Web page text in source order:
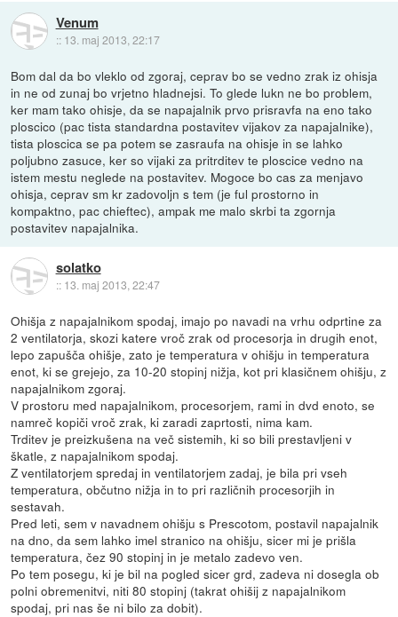
Venum
:: 13. maj 2013, 22:17
Bom dal da bo vleklo od zgoraj, ceprav bo se vedno zrak iz ohisja
in ne od zunaj bo vrjetno hladnejsi. To glede lukn ne bo problem,
ker mam tako ohisje, da se napajalnik prvo prisravfa na eno tako
ploscico (pac tista standardna postavitev vijakov za napajalnike),
tista ploscica se pa potem se zasraufa na ohisje in se lahko
poljubno zasuce, ker so vijaki za pritrditev te ploscice vedno na
istem mestu neglede na postavitev. Mogoce bo cas za menjavo
ohisja, ceprav sm kr zadovoljn s tem (je ful prostorno in
kompaktno, pac chieftec), ampak me malo skrbi ta zgornja
postavitev napajalnika.
solatko
:: 13. maj 2013, 22:47
Ohišja z napajalnikom spodaj, imajo po navadi na vrhu odprtine za
2 ventilatorja, skozi katere vroč zrak od procesorja in drugih enot,
lepo zapušča ohišje, zato je temperatura v ohišju in temperatura
enot, ki se grejejo, za 10-20 stopinj nižja, kot pri klasičnem ohišju, z
napajalnikom zgoraj.
V prostoru med napajalnikom, procesorjem, rami in dvd enoto, se
namreč kopiči vroč zrak, ki zaradi zaprtosti, nima kam.
Trditev je preizkušena na več sistemih, ki so bili prestavljeni v
škatle, z napajalnikom spodaj.
Z ventilatorjem spredaj in ventilatorjem zadaj, je bila pri vseh
temperatura, občutno nižja in to pri različnih procesorjih in
sestavah.
Pred leti, sem v navadnem ohišju s Prescotom, postavil napajalnik
na dno, da sem lahko imel stranico na ohišju, sicer mi je prišla
temperatura, čez 90 stopinj in je metalo zadevo ven.
Po tem posegu, ki je bil na pogled sicer grd, zadeva ni dosegla ob
polni obremenitvi, niti 80 stopinj (takrat ohišij z napajalnikom
spodaj, pri nas še ni bilo za dobit).